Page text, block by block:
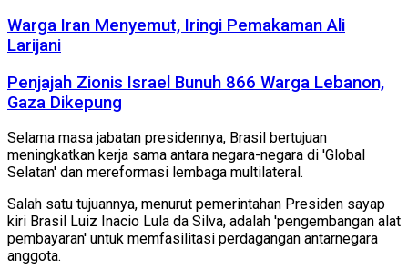
Warga Iran Menyemut, Iringi Pemakaman Ali
Larijani
Penjajah Zionis Israel Bunuh 866 Warga Lebanon,
Gaza Dikepung
Selama masa jabatan presidennya, Brasil bertujuan
meningkatkan kerja sama antara negara-negara di 'Global
Selatan' dan mereformasi lembaga multilateral.
Salah satu tujuannya, menurut pemerintahan Presiden sayap
kiri Brasil Luiz Inacio Lula da Silva, adalah 'pengembangan alat
pembayaran' untuk memfasilitasi perdagangan antarnegara
anggota.